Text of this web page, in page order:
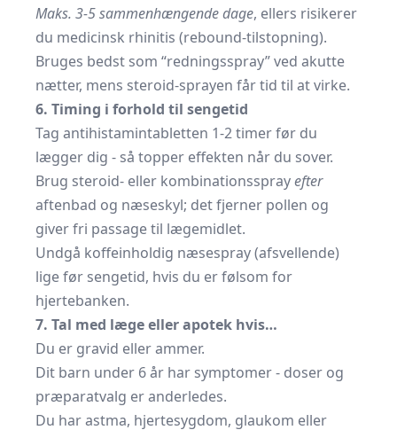
Maks. 3-5 sammenhængende dage, ellers risikerer
du medicinsk rhinitis (rebound-tilstopning).
Bruges bedst som “redningsspray” ved akutte
nætter, mens steroid-sprayen får tid til at virke.
6. Timing i forhold til sengetid
Tag antihistamintabletten 1-2 timer før du
lægger dig - så topper effekten når du sover.
Brug steroid- eller kombinationssprayefter
aftenbad og næseskyl; det fjerner pollen og
giver fri passage til lægemidlet.
Undgå koffeinholdig næsespray (afsvellende)
lige før sengetid, hvis du er følsom for
hjertebanken.
7. Tal med læge eller apotek hvis…
Du er gravid eller ammer.
Dit barn under 6 år har symptomer - doser og
præparatvalg er anderledes.
Du har astma, hjertesygdom, glaukom eller